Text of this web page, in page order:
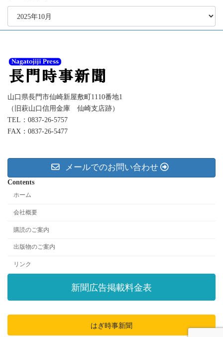
ア
イ
山口県長門市仙崎新屋敷町1110番地1
（旧萩山口信用金庫 仙崎支店跡）
TEL：0837-26-5757
FAX：0837-26-5477
メールでのお問い合わせ
Contents
ホーム
会社概要
購読のご案内
出版物のご案内
リンク
新聞広告掲載料金表
はぎ時事新聞